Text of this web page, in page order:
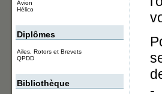
-
Avion
Hélico
Diplômes
Ailes, Rotors et Brevets
QPDD
Bibliothèque